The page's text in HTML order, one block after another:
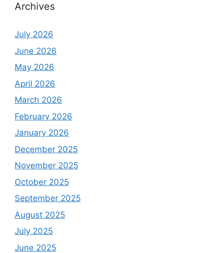
Archives
July 2026
June 2026
May 2026
April 2026
March 2026
February 2026
January 2026
December 2025
November 2025
October 2025
September 2025
August 2025
July 2025
June 2025